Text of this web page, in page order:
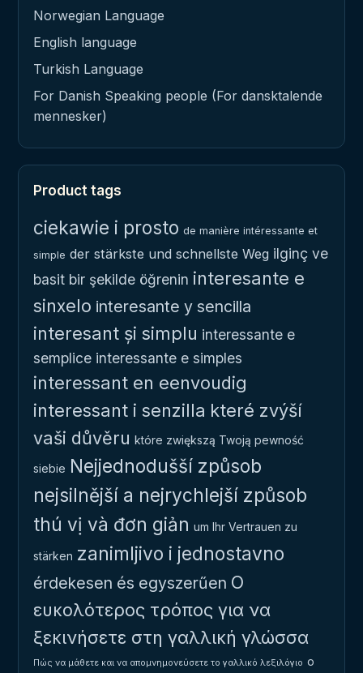
Norwegian Language
English language
Turkish Language
For Danish Speaking people (For dansktalende
mennesker)
Product tags
ciekawie i prosto de manière intéressante et
simple der stärkste und schnellste Weg ilginç ve
basit bir şekilde öğrenin interesante e
sinxelo interesante y sencilla
interesant și simplu interessante e
semplice interessante e simples
interessant en eenvoudig
interessant i senzilla které zvýší
vaši důvěru które zwiększą Twoją pewność
siebie Nejjednodušší způsob
nejsilnější a nejrychlejší způsob
thú vị và đơn giản um Ihr Vertrauen zu
stärken zanimljivo i jednostavno
érdekesen és egyszerűen Ο
ευκολότερος τρόπος για να
ξεκινήσετε στη γαλλική γλώσσα
Πώς να μάθετε και να απομνημονεύσετε το γαλλικό λεξιλόγιο ο